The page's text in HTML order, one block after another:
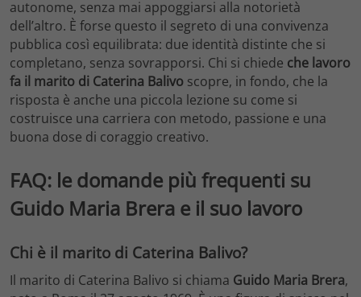
autonome, senza mai appoggiarsi alla notorietà
dell’altro. È forse questo il segreto di una convivenza
pubblica così equilibrata: due identità distinte che si
completano, senza sovrapporsi. Chi si chiede che lavoro
fa il marito di Caterina Balivo scopre, in fondo, che la
risposta è anche una piccola lezione su come si
costruisce una carriera con metodo, passione e una
buona dose di coraggio creativo.
FAQ: le domande più frequenti su
Guido Maria Brera e il suo lavoro
Chi è il marito di Caterina Balivo?
Il marito di Caterina Balivo si chiama Guido Maria Brera,